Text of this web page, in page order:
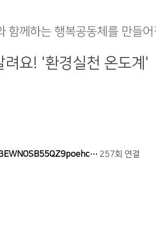
함께하는 행복공동체를 만들
려요! '환경실천 온도계'
257회 연결